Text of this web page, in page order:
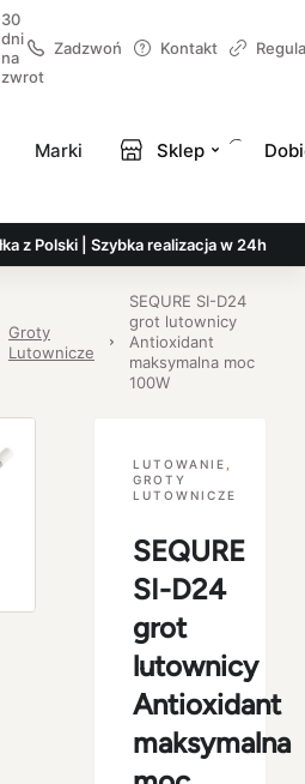
30
dni
na
zwrot
Zadzwoń Kontakt
Marki Sklep
z Polski | Szybka realizacja w 24h
Groty
Lutownicze
SEQURE SI-D24
grot lutownicy
Antioxidant
maksymalna moc
100W
LUTOWANIE
GROTY
LUTOWNICZE
SEQURE
SI-D24
grot
lutownicy
Antioxidant
maksymalna